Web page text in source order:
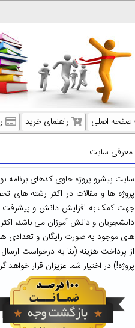
صفحه اصلی راهنمای خرید
معرفی سایت
سایت پیشرو پروژه حاوی کدهای برنامه
پروژه ها و مقالات در اکثر رشته های
جهت کمک به افزایش دانش و پیشرفت
دانشجویان و دانش آموزان می باشد، اکثر
های موجود به صورت رایگان و تعدادی
از پرداخت هزینه (بنا به درخواست ارسال
پروژه!) در اختیار شما عزیزان قرار خواهد